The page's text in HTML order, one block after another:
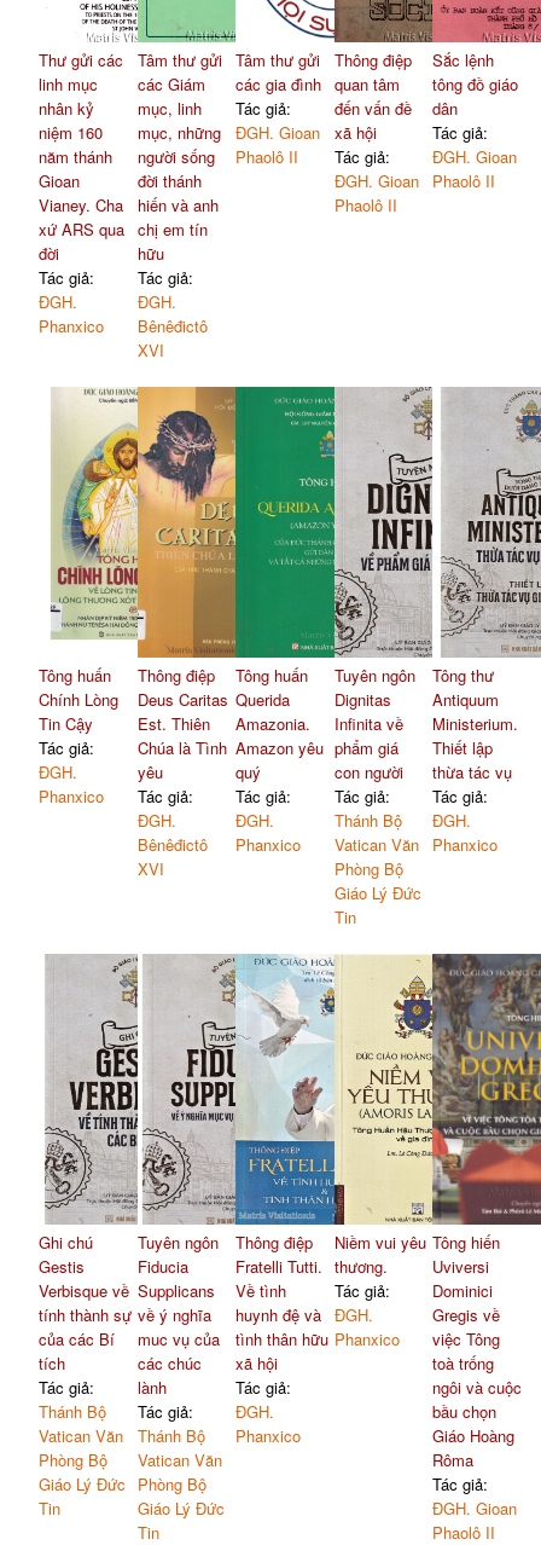
Thư gửi các
linh mục
nhân kỷ
niệm 160
năm thánh
Gioan
Vianey. Cha
xứ ARS qua
đời
Tác giả:
ĐGH.
Phanxico
Tâm thư gửi
các Giám
mục, linh
mục, những
người sống
đời thánh
hiến và anh
chị em tín
hữu
Tác giả:
ĐGH.
Bênêđictô
XVI
Tâm thư gửi
các gia đình
Tác giả:
ĐGH. Gioan
Phaolô II
Thông điệp
quan tâm
đến vấn đề
xã hội
Tác giả:
ĐGH. Gioan
Phaolô II
Sắc lệnh
tông đồ giáo
dân
Tác giả:
ĐGH. Gioan
Phaolô II
Tông huấn
Chính Lòng
Tin Cậy
Tác giả:
ĐGH.
Phanxico
Thông điệp
Deus Caritas
Est. Thiên
Chúa là Tình
yêu
Tác giả:
ĐGH.
Bênêđictô
XVI
Tông huấn
Querida
Amazonia.
Amazon yêu
quý
Tác giả:
ĐGH.
Phanxico
Tuyên ngôn
Dignitas
Infinita về
phẩm giá
con người
Tác giả:
Thánh Bộ
Vatican Văn
Phòng Bộ
Giáo Lý Đức
Tin
Tông thư
Antiquum
Ministerium.
Thiết lập
thừa tác vụ
Tác giả:
ĐGH.
Phanxico
Ghi chú
Gestis
Verbisque về
tính thành sự
của các Bí
tích
Tác giả:
Thánh Bộ
Vatican Văn
Phòng Bộ
Giáo Lý Đức
Tin
Tuyên ngôn
Fiducia
Supplicans
về ý nghĩa
muc vụ của
các chúc
lành
Tác giả:
Thánh Bộ
Vatican Văn
Phòng Bộ
Giáo Lý Đức
Tin
Thông điệp
Fratelli Tutti.
Về tình
huynh đệ và
tình thân hữu
xã hội
Tác giả:
ĐGH.
Phanxico
Niềm vui yêu
thương.
Tác giả:
ĐGH.
Phanxico
Tông hiến
Uviversi
Dominici
Gregis về
việc Tông
toà trống
ngôi và cuộc
bầu chọn
Giáo Hoàng
Rôma
Tác giả:
ĐGH. Gioan
Phaolô II